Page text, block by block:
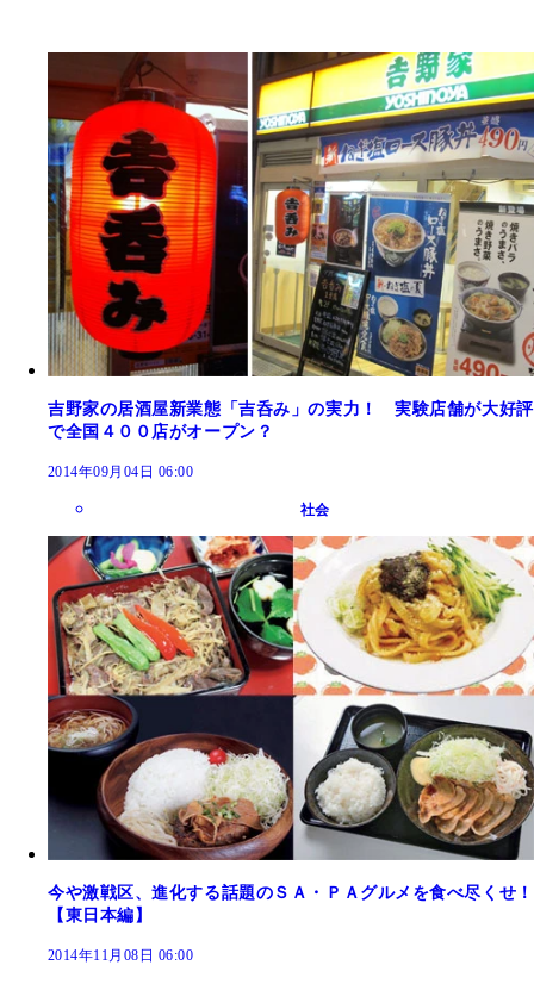
吉野家の居酒屋新業態「吉呑み」の実力！ 実験店舗が大好評
で全国４００店がオープン？
2014年09月04日 06:00
社会
今や激戦区、進化する話題のＳＡ・ＰＡグルメを食べ尽くせ！
【東日本編】
2014年11月08日 06:00